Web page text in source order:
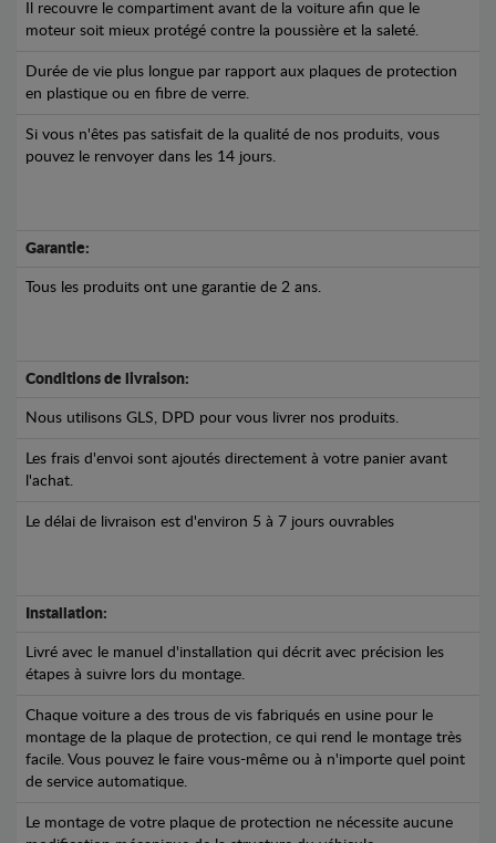
Il recouvre le compartiment avant de la voiture afin que le
moteur soit mieux protégé contre la poussière et la saleté.
Durée de vie plus longue par rapport aux plaques de protection
en plastique ou en fibre de verre.
Si vous n'êtes pas satisfait de la qualité de nos produits, vous
pouvez le renvoyer dans les 14 jours.
Garantie:
Tous les produits ont une garantie de 2 ans.
Conditions de livraison:
Nous utilisons GLS, DPD pour vous livrer nos produits.
Les frais d'envoi sont ajoutés directement à votre panier avant
l'achat.
Le délai de livraison est d'environ 5 à 7 jours ouvrables
Installation:
Livré avec le manuel d'installation qui décrit avec précision les
étapes à suivre lors du montage.
Chaque voiture a des trous de vis fabriqués en usine pour le
montage de la plaque de protection, ce qui rend le montage très
facile. Vous pouvez le faire vous-même ou à n'importe quel point
de service automatique.
Le montage de votre plaque de protection ne nécessite aucune